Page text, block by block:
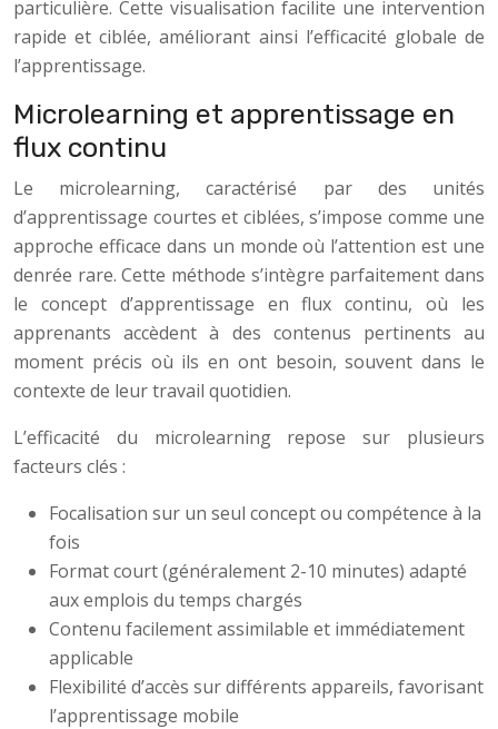
particulière. Cette visualisation facilite une intervention
rapide et ciblée, améliorant ainsi l’efficacité globale de
l’apprentissage.
Microlearning et apprentissage en
flux continu
Le microlearning, caractérisé par des unités
d’apprentissage courtes et ciblées, s’impose comme une
approche efficace dans un monde où l’attention est une
denrée rare. Cette méthode s’intègre parfaitement dans
le concept d’apprentissage en flux continu, où les
apprenants accèdent à des contenus pertinents au
moment précis où ils en ont besoin, souvent dans le
contexte de leur travail quotidien.
L’efficacité du microlearning repose sur plusieurs
facteurs clés :
Focalisation sur un seul concept ou compétence à la
fois
Format court (généralement 2-10 minutes) adapté
aux emplois du temps chargés
Contenu facilement assimilable et immédiatement
applicable
Flexibilité d’accès sur différents appareils, favorisant
l’apprentissage mobile